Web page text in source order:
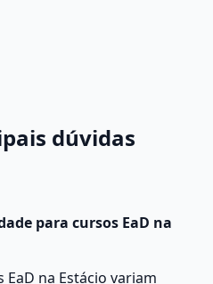
dúvidas
para cursos EaD na
na Estácio variam